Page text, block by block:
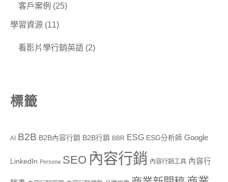
客戶案例 (25)
學習資源 (11)
看影片學行銷英語 (2)
標籤
AI B2B B2B內容行銷 B2B行銷 BBR ESG ESG分析師 Google
LinkedIn Persona SEO 內容行銷 內容行銷工具 內容行